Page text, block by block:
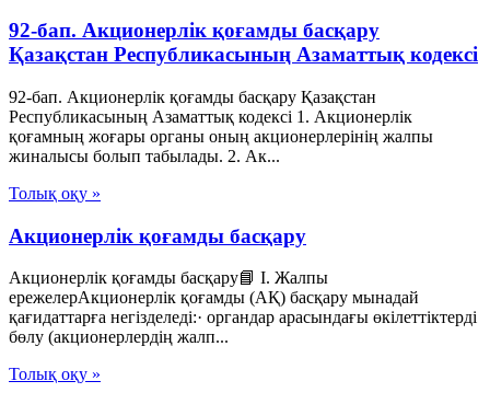
92-бап. Акционерлiк қоғамды басқару
Қазақстан Республикасының Азаматтық кодексi
92-бап. Акционерлiк қоғамды басқару Қазақстан
Республикасының Азаматтық кодексi 1. Акционерлiк
қоғамның жоғары органы оның акционерлерiнiң жалпы
жиналысы болып табылады. 2. Ак...
Толық оқу »
Акционерлік қоғамды басқару
Акционерлік қоғамды басқару📘 I. Жалпы
ережелерАкционерлік қоғамды (АҚ) басқару мынадай
қағидаттарға негізделеді:· органдар арасындағы өкілеттіктерді
бөлу (акционерлердің жалп...
Толық оқу »